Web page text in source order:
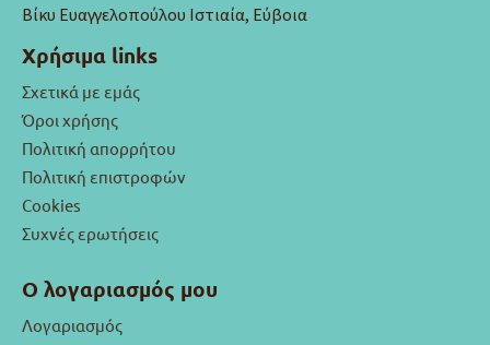
Βίκυ Ευαγγελοπούλου Ιστιαία, Εύβοια
Χρήσιμα links
Σχετικά με εμάς
Όροι χρήσης
Πολιτική απορρήτου
Πολιτική επιστροφών
Cookies
Συχνές ερωτήσεις
Ο λογαριασμός μου
Λογαριασμός